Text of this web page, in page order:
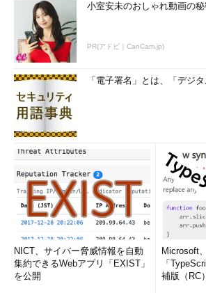
小室安未のおしゃれ動画の秘
PR(アドビ｜CanCam.jp)
「電子署名」とは、「デジ
NICT、サイバー脅威情報を自動
集約できるWebアプリ「EXIST」
を公開
Microsoft
「
補版（RC